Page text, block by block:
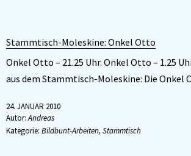
Stammtisch-Moleskine: Onkel Otto
Onkel Otto – 21.25 Uhr. Onkel Otto – 1.25
aus dem Stammtisch-Moleskine: Die Onkel
24. JANUAR 2010
Autor:Andreas
Kategorie: Bildbunt-Arbeiten, Stammtisch